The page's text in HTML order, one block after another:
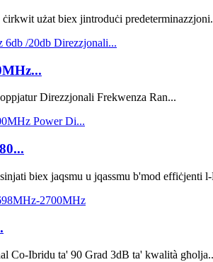
użat biex jintroduċi
Direzzjonali Frekwenza Ran...
biex jaqsmu u jqassmu b'mod effiċjenti l-
Co-Ibridu ta' 90 Grad 3dB ta' kwalità